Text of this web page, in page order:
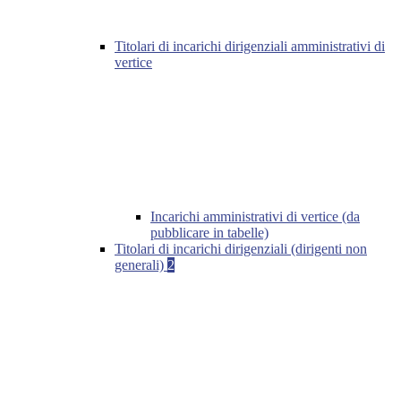
Titolari di incarichi dirigenziali amministrativi di
vertice
Incarichi amministrativi di vertice (da
pubblicare in tabelle)
Titolari di incarichi dirigenziali (dirigenti non
generali) 2